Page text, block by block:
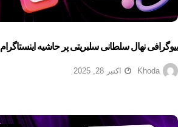
بیوگرافی نهال سلطانی سلبریتی پر حاشیه اینستاگرام
Khoda اکتبر 28, 2025